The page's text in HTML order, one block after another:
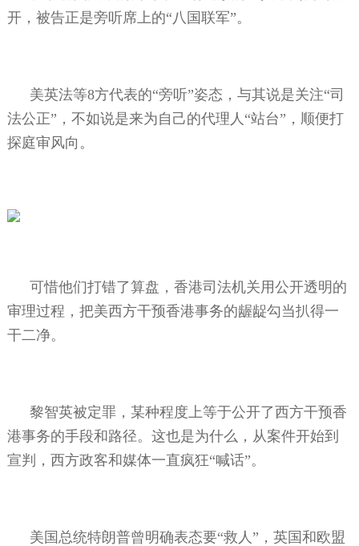
开，被告正是旁听席上的“八国联军”。
美英法等8方代表的“旁听”姿态，与其说是关注“司
法公正”，不如说是来为自己的代理人“站台”，顺便打
探庭审风向。
可惜他们打错了算盘，香港司法机关用公开透明的
审理过程，把美西方干预香港事务的龌龊勾当扒得一
干二净。
黎智英被定罪，某种程度上等于公开了西方干预香
港事务的手段和路径。这也是为什么，从案件开始到
宣判，西方政客和媒体一直疯狂“喊话”。
美国总统特朗普曾明确表态要“救人”，英国和欧盟